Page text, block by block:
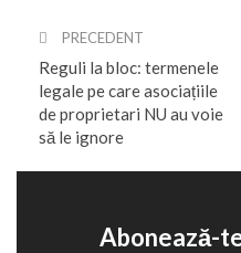
PRECEDENT
Reguli la bloc: termenele
legale pe care asociațiile
de proprietari NU au voie
să le ignore
Abonează-